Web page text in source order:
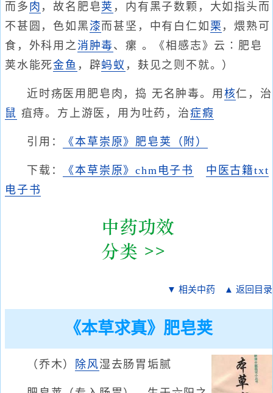
而多 肉 ，故名肥皂荚 ，内有黑子数颗，大如指头而
不甚圆，色如黑漆 而甚坚，中有白仁如 栗 ，煨熟可
食，外科用之消肿毒、瘰 。《相感志》云∶肥皂
荚水能死金鱼 ，辟蚂蚁 ，麸见之则不就。）
近时疡医用肥皂肉，捣 无名肿毒。用 核仁，治
鼠 疽痔。方上游医，用为吐药，治症瘕
引用： 《本草崇原》肥皂荚（附）
下载： 《本草崇原》chm电子书
中医古籍txt
电子书
▼ 相关中药 ▲ 返回目录
《本草求真》肥皂荚
（乔木） 除风湿去肠胃垢腻